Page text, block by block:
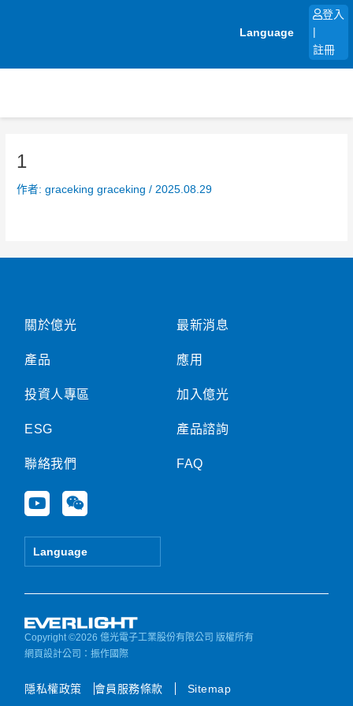
Language
登入
註冊
1
作者:graceking graceking/ 2025.08.29
關於億光
產品
投資人專區
ESG
聯絡我們
Y
o
u
e
W
e
i
Language
最新消息
應用
加入億光
產品諮詢
FAQ
Copyright ©2026 億光電子工業股份有限公司 版權所有
網頁設計公司 ：振作國際
隱私權政策 會員服務條款 Sitemap